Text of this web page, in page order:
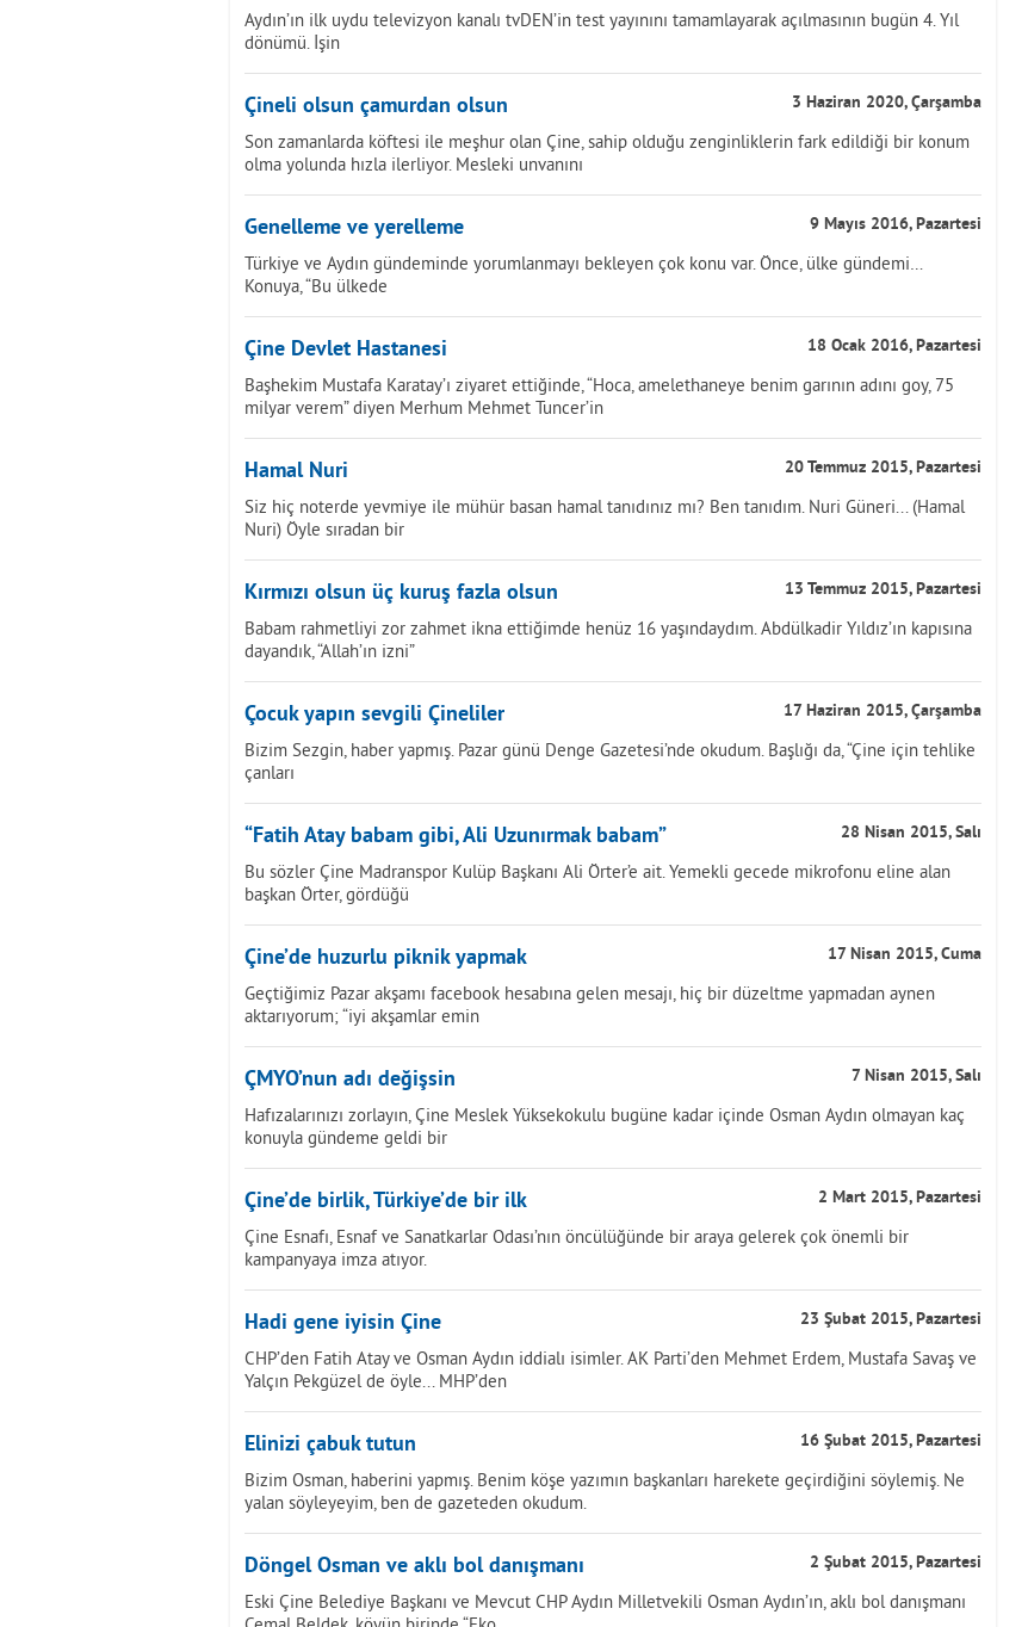
Aydın’ın ilk uydu televizyon kanalı tvDEN’in test yayınını tamamlayarak açılmasının bugün 4. Yıl
dönümü. İşin
Çineli olsun çamurdan olsun 3 Haziran 2020, Çarşamba
Son zamanlarda köftesi ile meşhur olan Çine, sahip olduğu zenginliklerin fark edildiği bir konum
olma yolunda hızla ilerliyor. Mesleki unvanını
Genelleme ve yerelleme 9 Mayıs 2016, Pazartesi
Türkiye ve Aydın gündeminde yorumlanmayı bekleyen çok konu var. Önce, ülke gündemi…
Konuya, “Bu ülkede
Çine Devlet Hastanesi 18 Ocak 2016, Pazartesi
Başhekim Mustafa Karatay’ı ziyaret ettiğinde, “Hoca, amelethaneye benim garının adını goy, 75
milyar verem” diyen Merhum Mehmet Tuncer’in
Hamal Nuri 20 Temmuz 2015, Pazartesi
Siz hiç noterde yevmiye ile mühür basan hamal tanıdınız mı? Ben tanıdım. Nuri Güneri... (Hamal
Nuri) Öyle sıradan bir
Kırmızı olsun üç kuruş fazla olsun 13 Temmuz 2015, Pazartesi
Babam rahmetliyi zor zahmet ikna ettiğimde henüz 16 yaşındaydım. Abdülkadir Yıldız’ın kapısına
dayandık, “Allah’ın izni”
Çocuk yapın sevgili Çineliler 17 Haziran 2015, Çarşamba
Bizim Sezgin, haber yapmış. Pazar günü Denge Gazetesi’nde okudum. Başlığı da, “Çine için tehlike
çanları
“Fatih Atay babam gibi, Ali Uzunırmak babam” 28 Nisan 2015, Salı
Bu sözler Çine Madranspor Kulüp Başkanı Ali Örter’e ait. Yemekli gecede mikrofonu eline alan
başkan Örter, gördüğü
Çine’de huzurlu piknik yapmak 17 Nisan 2015, Cuma
Geçtiğimiz Pazar akşamı facebook hesabına gelen mesajı, hiç bir düzeltme yapmadan aynen
aktarıyorum; “iyi akşamlar emin
ÇMYO’nun adı değişsin 7 Nisan 2015, Salı
Hafızalarınızı zorlayın, Çine Meslek Yüksekokulu bugüne kadar içinde Osman Aydın olmayan kaç
konuyla gündeme geldi bir
Çine’de birlik, Türkiye’de bir ilk 2 Mart 2015, Pazartesi
Çine Esnafı, Esnaf ve Sanatkarlar Odası’nın öncülüğünde bir araya gelerek çok önemli bir
kampanyaya imza atıyor.
Hadi gene iyisin Çine 23 Şubat 2015, Pazartesi
CHP’den Fatih Atay ve Osman Aydın iddialı isimler. AK Parti’den Mehmet Erdem, Mustafa Savaş ve
Yalçın Pekgüzel de öyle... MHP’den
Elinizi çabuk tutun 16 Şubat 2015, Pazartesi
Bizim Osman, haberini yapmış. Benim köşe yazımın başkanları harekete geçirdiğini söylemiş. Ne
yalan söyleyeyim, ben de gazeteden okudum.
Döngel Osman ve aklı bol danışmanı 2 Şubat 2015, Pazartesi
Eski Çine Belediye Başkanı ve Mevcut CHP Aydın Milletvekili Osman Aydın’ın, aklı bol danışmanı